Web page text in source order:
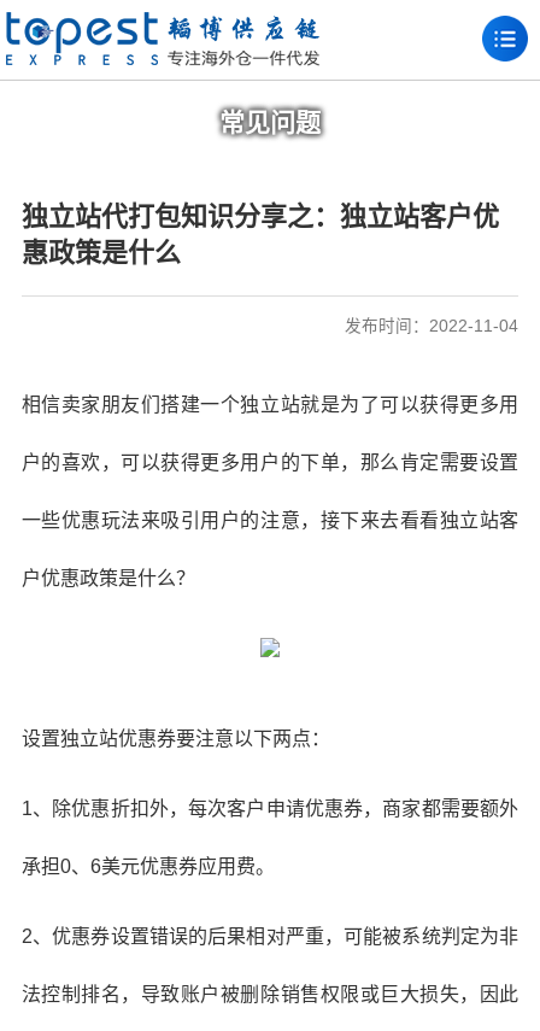
常见问题
独立站代打包知识分享之：独立站客户优
惠政策是什么
发布时间：2022-11-04
相信卖家朋友们搭建一个独立站就是为了可以获得更多用
户的喜欢，可以获得更多用户的下单，那么肯定需要设置
一些优惠玩法来吸引用户的注意，接下来去看看独立站客
户优惠政策是什么？
设置独立站优惠券要注意以下两点：
1、除优惠折扣外，每次客户申请优惠券，商家都需要额外
承担0、6美元优惠券应用费。
2、优惠券设置错误的后果相对严重，可能被系统判定为非
法控制排名，导致账户被删除销售权限或巨大损失，因此